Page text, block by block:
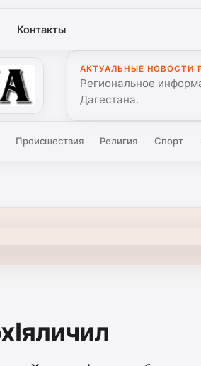
Контакты
АКТУАЛЬНЫЕ НОВОСТИ
Региональное
Дагестана.
Происшествия Религия Спорт